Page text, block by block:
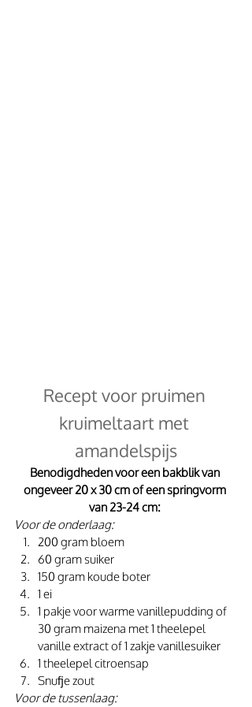
Recept voor pruimen
kruimeltaart met
amandelspijs
Benodigdheden voor een bakblik van
ongeveer 20 x 30 cm of een springvorm
van 23-24 cm:
Voor de onderlaag:
200 gram bloem
60 gram suiker
150 gram koude boter
1 ei
1 pakje voor warme vanillepudding of
30 gram maizena met 1 theelepel
vanille extract of 1 zakje vanillesuiker
1 theelepel citroensap
Snufje zout
Voor de tussenlaag: